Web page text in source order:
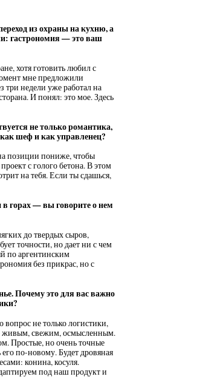
из охраны на кухню, а
гастрономия — это ваш
хотя готовить любил с
мне предложили
три недели уже работал на
И понял: это мое. Здесь
не только романтика,
шеф и как управленец?
позиции пониже, чтобы
с голого бетона. В этом
на тебя. Если ты сдашься,
в горах — вы говорите о нем
до твердых сыров,
точности, но дает ни с чем
по аргентинским
без прикрас, но с
Почему это для вас важно
не только логистики,
живым, свежим, осмысленным.
Простые, но очень точные
по-новому. Будет дровяная
конина, косуля.
под наш продукт и